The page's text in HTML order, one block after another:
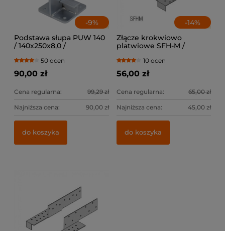
-9%
Podstawa słupa PUW 140
/ 140x250x8,0 /
50 ocen
90,00 zł
Cena regularna: 99,29 zł
Najniższa cena: 90,00 zł
do koszyka
-14%
Złącze krokwiowo
platwiowe SFH-M /
10 ocen
56,00 zł
Cena regularna: 65,00 zł
Najniższa cena: 45,00 zł
do koszyka